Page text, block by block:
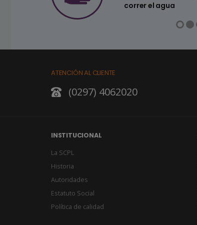
correr el agua
ATENCIÓN AL CLIENTE
(0297) 4062020
INSTITUCIONAL
La SCPL
Historia
Autoridades
Estatuto Social
Política de calidad